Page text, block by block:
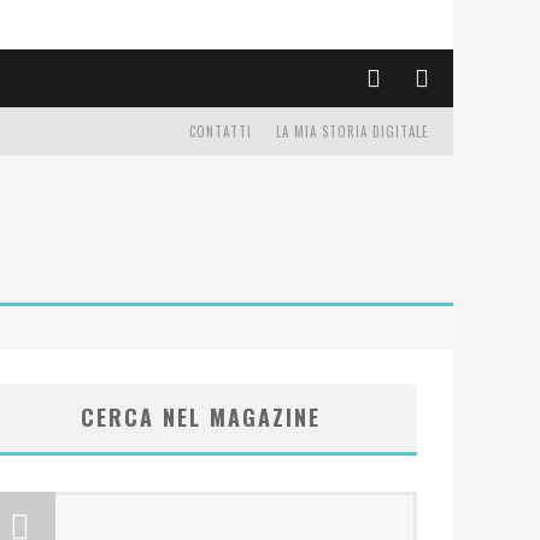
LA MIA STORIA DIGITALE
CONTATTI
CERCA NEL MAGAZINE